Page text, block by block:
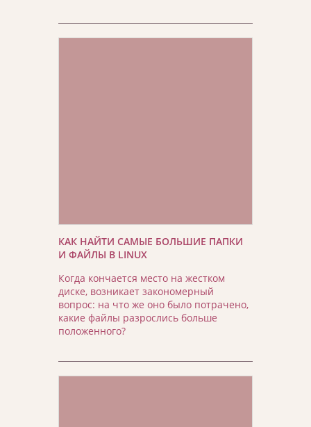
КАК НАЙТИ САМЫЕ БОЛЬШИЕ ПАПКИ
И ФАЙЛЫ В LINUX
Когда кончается место на жестком
диске, возникает закономерный
вопрос: на что же оно было потрачено,
какие файлы разрослись больше
положенного?